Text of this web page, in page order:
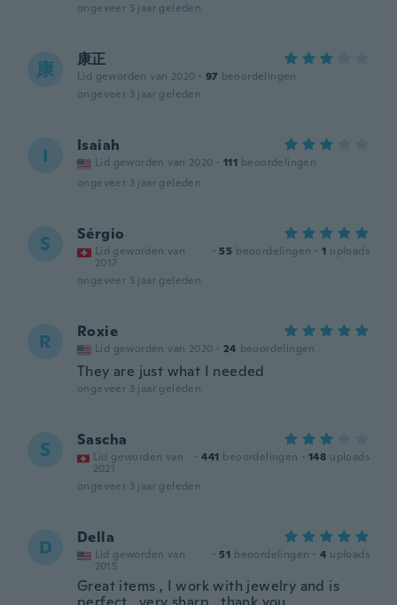
ongeveer 3 jaar geleden
康 康正
Lid geworden van 2020 · 97 beoordelingen
ongeveer 3 jaar geleden
I Isaiah
Lid geworden van 2020 · 111 beoordelingen
ongeveer 3 jaar geleden
S Sérgio
Lid geworden van
2017
· 55 beoordelingen · 1 uploads
ongeveer 3 jaar geleden
R Roxie
Lid geworden van 2020 · 24 beoordelingen
They are just what I needed
ongeveer 3 jaar geleden
S Sascha
Lid geworden van
2021
· 441 beoordelingen · 148 uploads
ongeveer 3 jaar geleden
D Della
Lid geworden van
2015
· 51 beoordelingen · 4 uploads
Great items , I work with jewelry and is